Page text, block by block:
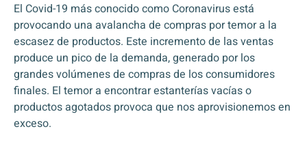
El Covid-19 más conocido como Coronavirus está
provocando una avalancha de compras por temor a la
escasez de productos. Este incremento de las ventas
produce un pico de la demanda, generado por los
grandes volúmenes de compras de los consumidores
finales. El temor a encontrar estanterías vacías o
productos agotados provoca que nos aprovisionemos en
exceso.